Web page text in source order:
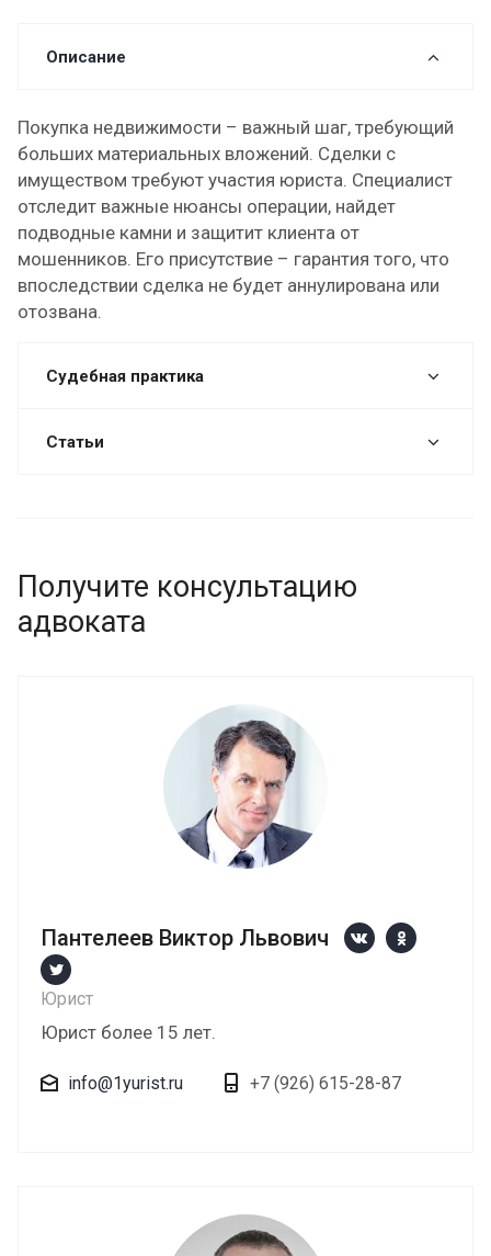
Описание
Покупка недвижимости – важный шаг, требующий
больших материальных вложений. Сделки с
имуществом требуют участия юриста. Специалист
отследит важные нюансы операции, найдет
подводные камни и защитит клиента от
мошенников. Его присутствие – гарантия того, что
впоследствии сделка не будет аннулирована или
отозвана.
Судебная практика
Статьи
Получите консультацию
адвоката
Пантелеев Виктор Львович
Юрист
Юрист более 15 лет.
info@1yurist.ru +7 (926) 615-28-87